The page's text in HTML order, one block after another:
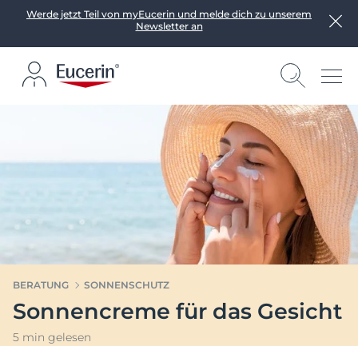
Werde jetzt Teil von myEucerin und melde dich zu unserem
Newsletter an
BERATUNG SONNENSCHUTZ
Sonnencreme für das Gesicht
5 min gelesen